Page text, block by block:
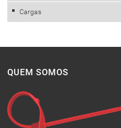
Cargas
QUEM SOMOS